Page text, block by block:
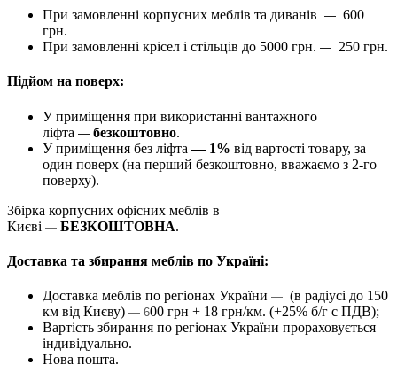
При замовленні корпусних меблів та диванів — 600
грн.
При замовленні крісел і стільців до 5000 грн. — 250 грн.
Підйом на поверх:
У приміщення при використанні вантажного
ліфта — безкоштовно.
У приміщення без ліфта— 1% від вартості товару, за
один поверх (на перший безкоштовно, вважаємо з 2-го
поверху).
Збірка корпусних офісних меблів в
Києві — БЕЗКОШТОВНА.
Доставка та збирання меблів по Україні:
Доставка меблів по регіонах України — (в радіусі до 150
км від Києву) — 600 грн + 18 грн/км. (+25% б/г с ПДВ);
Вартість збирання по регіонах України прораховується
індивідуально.
Нова пошта.